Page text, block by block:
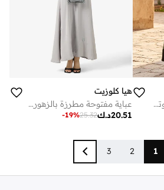
عباية مفتوحة بياقة سبعة وتفاصيل سحاب
هيا كلوزيت
عباية مفتوحة مطرزة بالزهور بياقة على شكل حرف
د.ك20.51
25.32
-19%
1
2
3